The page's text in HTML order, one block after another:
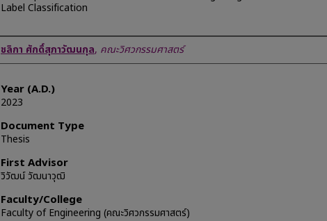
Label Classification
Author
ชลิกา ศักดิ์สุภาวัฒนกุล, คณะวิศวกรรมศาสตร์
Year (A.D.)
2023
Document Type
Thesis
First Advisor
วิวัฒน์ วัฒนาวุฒิ
Faculty/College
Faculty of Engineering (คณะวิศวกรรมศาสตร์)